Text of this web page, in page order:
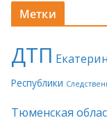
Метки
ДТП
Республики
Тюменская